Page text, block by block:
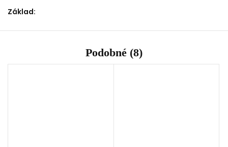
Základ:
Podobné (8)